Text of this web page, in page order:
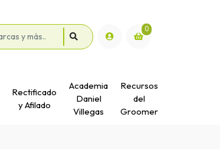
0
Rectificado
y Afilado
Academia
Daniel
Villegas
Recursos
del
Groomer